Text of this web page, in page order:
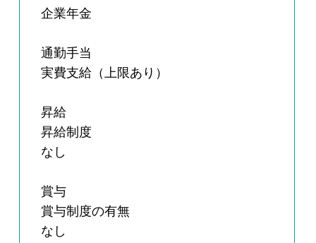
企業年金
通勤手当
実費支給（上限あり）
昇給
昇給制度
なし
賞与
賞与制度の有無
なし